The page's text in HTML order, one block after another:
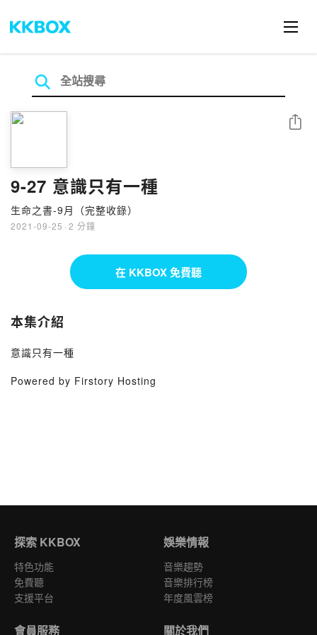
9-27 意識只有一種
生命之書-9月（完整收錄）
2021-09-25 · 2 分鐘
分享
在 KKBOX 免費聽
本集介紹
意識只有一種
Powered by Firstory Hosting
探索 KKBOX
特色功能
免費聽
支援平台
娛樂情報
音樂趨勢
音樂排行榜
年度風雲榜
會員服務 關於我們